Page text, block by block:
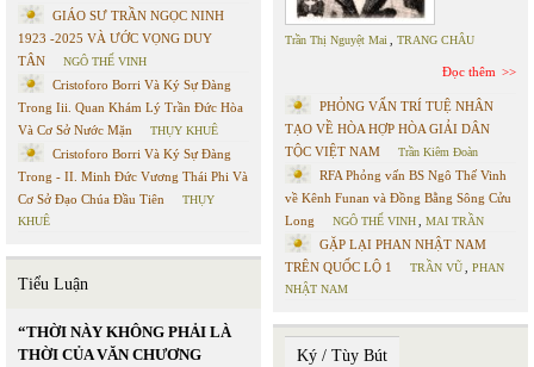
GIÁO SƯ TRẦN NGỌC NINH
1923 -2025 VÀ ƯỚC VỌNG DUY
TÂN
NGÔ THẾ VINH
Cristoforo Borri Và Ký Sự Đàng
Trong Iii. Quan Khám Lý Trần Đức Hòa
Và Cơ Sở Nước Mặn
THỤY KHUÊ
Cristoforo Borri Và Ký Sự Đàng
Trong - II. Minh Đức Vương Thái Phi Và
Cơ Sở Đạo Chúa Đầu Tiên
THỤY
KHUÊ
Tiểu Luận
“THỜI NÀY KHÔNG PHẢI LÀ
THỜI CỦA VĂN CHƯƠNG
Trần Thị Nguyệt Mai TRANG CHÂU
Đọc thêm
PHỎNG VẤN TRÍ TUỆ NHÂN
TẠO VỀ HÒA HỢP HÒA GIẢI DÂN
TỘC VIỆT NAM
Trần Kiêm Đoàn
RFA Phỏng vấn BS Ngô Thế Vinh
về Kênh Funan và Đồng Bằng Sông Cửu
Long
NGÔ THẾ VINH MAI TRẦN
GẶP LẠI PHAN NHẬT NAM
TRÊN QUỐC LỘ 1
TRẦN VŨ
PHAN
NHẬT NAM
Ký / Tùy Bút